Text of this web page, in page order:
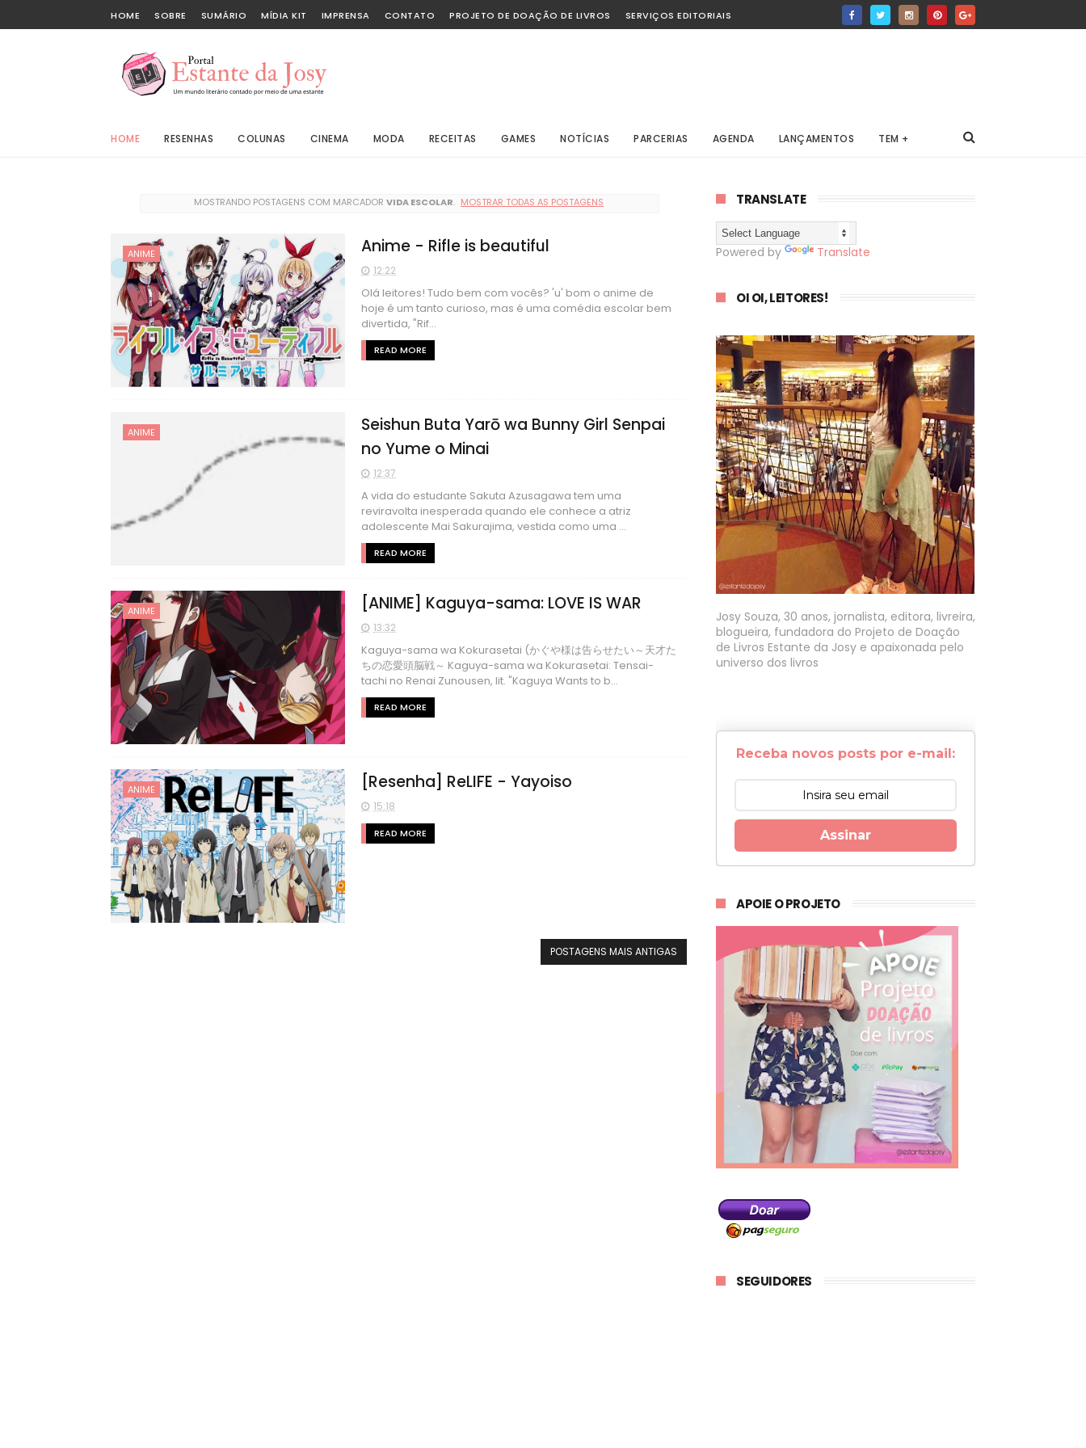
HOME SOBRE SUMÁRIO MÍDIA KIT IMPRENSA CONTATO PROJETO DE DOAÇÃO DE LIVROS SERVIÇOS EDITORIAIS
HOME RESENHAS COLUNAS CINEMA MODA RECEITAS GAMES NOTÍCIAS PARCERIAS AGENDA LANÇAMENTOS TEM +
MOSTRANDO POSTAGENS COM MARCADOR VIDA ESCOLAR. MOSTRAR TODAS AS POSTAGENS
ANIME Anime - Rifle is beautiful
12:22
Olá leitores! Tudo bem com vocês? 'u' bom o anime de
hoje é um tanto curioso, mas é uma comédia escolar bem
divertida, "Rif...
READ MORE
ANIME
Seishun Buta Yarō wa Bunny Girl Senpai
no Yume o Minai
12:37
A vida do estudante Sakuta Azusagawa tem uma
reviravolta inesperada quando ele conhece a atriz
adolescente Mai Sakurajima, vestida como uma ...
READ MORE
ANIME [ANIME] Kaguya-sama: LOVE IS WAR
13:32
Kaguya-sama wa Kokurasetai (かぐや様は告らせたい～天才た
ちの恋愛頭脳戦～ Kaguya-sama wa Kokurasetai: Tensai-
tachi no Renai Zunousen, lit. "Kaguya Wants to b...
READ MORE
ANIME [Resenha] ReLIFE - Yayoiso
15:18
READ MORE
POSTAGENS MAIS ANTIGAS
TRANSLATE
Powered by Translate
OI OI, LEITORES!
Josy Souza, 30 anos, jornalista, editora, livreira,
blogueira, fundadora do Projeto de Doação
de Livros Estante da Josy e apaixonada pelo
universo dos livros
Receba novos posts por e-mail:
Assinar
APOIE O PROJETO
SEGUIDORES